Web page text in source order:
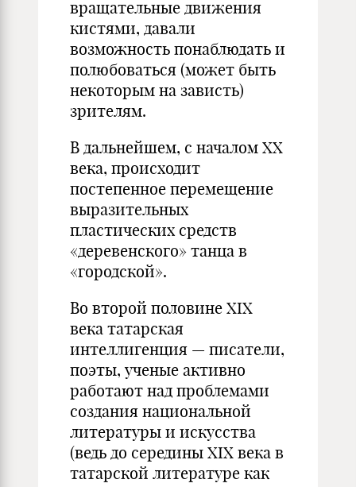
вращательные движения
кистями, давали
возможность понаблюдать и
полюбоваться (может быть
некоторым на зависть)
зрителям.
В дальнейшем, с началом ХХ
века, происходит
постепенное перемещение
выразительных
пластических средств
«деревенского» танца в
«городской».
Во второй половине XIX
века татарская
интеллигенция — писатели,
поэты, ученые активно
работают над проблемами
создания национальной
литературы и искусства
(ведь до середины XIX века в
татарской литературе как